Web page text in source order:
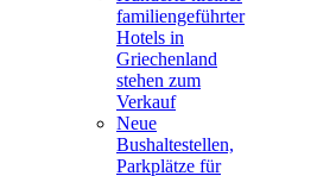
familiengeführter
Hotels in
Griechenland
stehen zum
Verkauf
Neue
Bushaltestellen,
Parkplätze für